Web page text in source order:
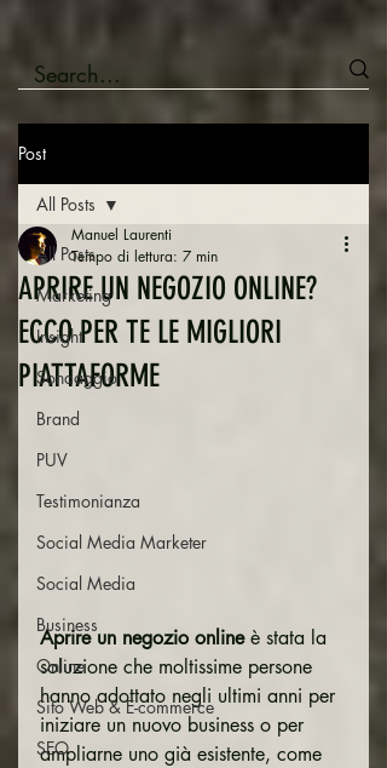
Post
All Posts
Marketing
Insight
Sondaggio
Brand
PUV
Testimonianza
Social Media Marketer
Social Media
Business
Online
Sito Web & E-commerce
SEO
All Posts
APRIRE UN NEGOZIO ONLINE?
ECCO PER TE LE MIGLIORI
PIATTAFORME
Manuel Laurenti
Tempo di lettura: 7 min
Aprire un negozio online è stata la
soluzione che moltissime persone
hanno adottato negli ultimi anni per
iniziare un nuovo business o per
ampliarne uno già esistente, come